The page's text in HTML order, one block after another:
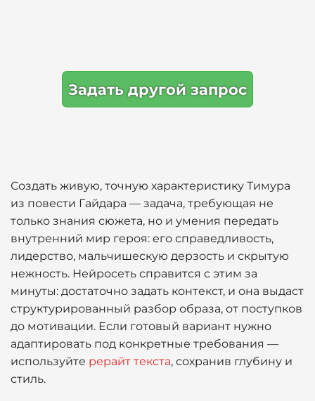
Задать другой запрос
Создать живую, точную характеристику Тимура
из повести Гайдара — задача, требующая не
только знания сюжета, но и умения передать
внутренний мир героя: его справедливость,
лидерство, мальчишескую дерзость и скрытую
нежность. Нейросеть справится с этим за
минуты: достаточно задать контекст, и она выдаст
структурированный разбор образа, от поступков
до мотивации. Если готовый вариант нужно
адаптировать под конкретные требования —
используйте рерайт текста, сохранив глубину и
стиль.